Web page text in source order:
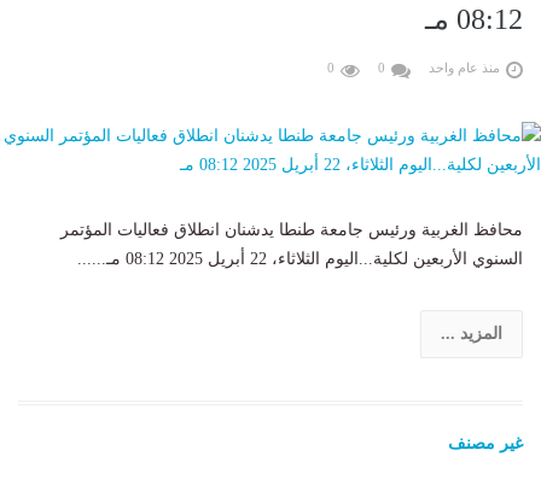
08:12 مـ
منذ عام واحد 0
0
محافظ الغربية ورئيس جامعة طنطا يدشنان انطلاق فعاليات المؤتمر
السنوي الأربعين لكلية...اليوم الثلاثاء، 22 أبريل 2025 08:12 مـ......
المزيد ...
غير مصنف